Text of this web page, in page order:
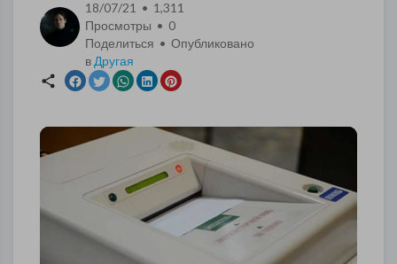
18/07/21 • 1,311
Просмотры • 0
Поделиться • Опубликовано
в Другая